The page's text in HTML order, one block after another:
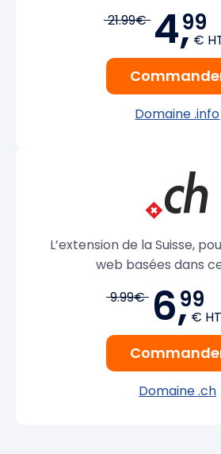
21.99€ 4,99
€
Domaine .info
L’extension de la Suisse,
web basées dans
9.99€ 6,99
€
Domaine .ch